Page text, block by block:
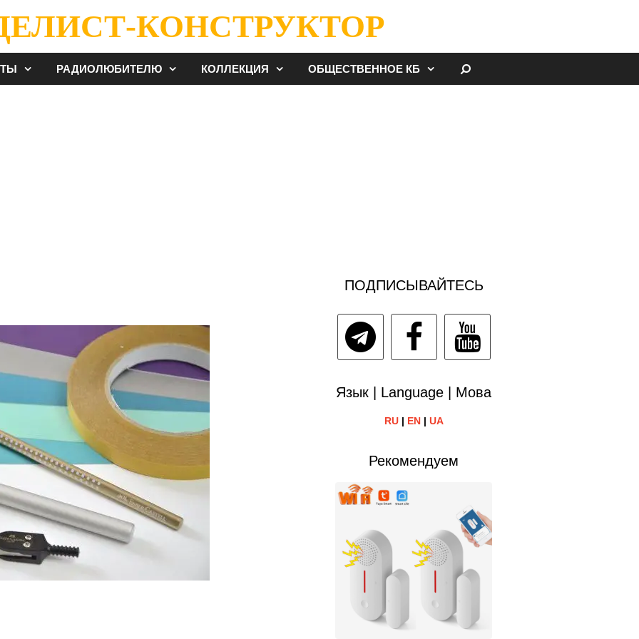
КОНСТРУКТОР
РАДИОЛЮБИТЕЛЮ КОЛЛЕКЦИЯ ОБЩЕСТВЕННОЕ КБ
ПОДПИСЫВАЙТЕСЬ
Язык | Language | Мова
RU| EN| UA
Рекомендуем